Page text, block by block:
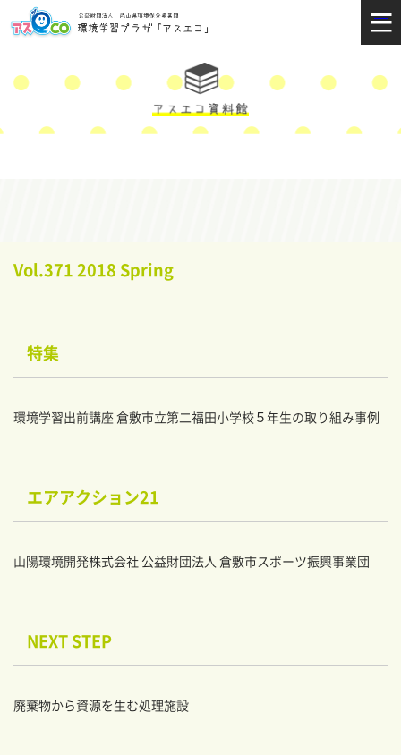
Vol.371 2018 Spring
特集
環境学習出前講座 倉敷市立第二福田小学校５年生の取り組み事例
エアアクション21
山陽環境開発株式会社 公益財団法人 倉敷市スポーツ振興事業団
NEXT STEP
廃棄物から資源を生む処理施設